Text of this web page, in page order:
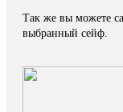
Так же вы можете
выбранный сейф.